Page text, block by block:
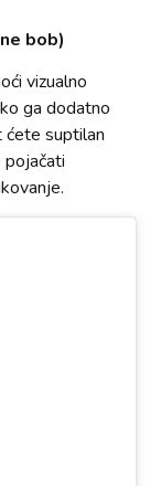
bob)
vizualno
ga dodatno
ćete suptilan